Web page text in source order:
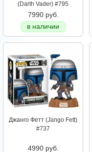
(Darth Vader) #795
7990 руб.
в наличии
Джанго Фетт (Jango Fett)
#737
4990 руб.